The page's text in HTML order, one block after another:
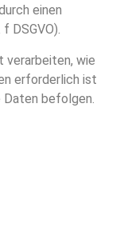
einen
DSGVO).
verarbeiten, wie
erforderlich ist
Daten befolgen.